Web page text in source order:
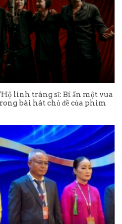
linh tráng sĩ: Bí ẩn một vua
bài hát chủ đề của phim